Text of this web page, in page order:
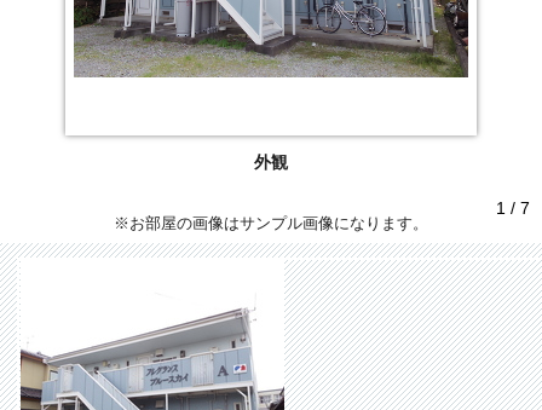
外観
1 / 7
※お部屋の画像はサンプル画像になります。